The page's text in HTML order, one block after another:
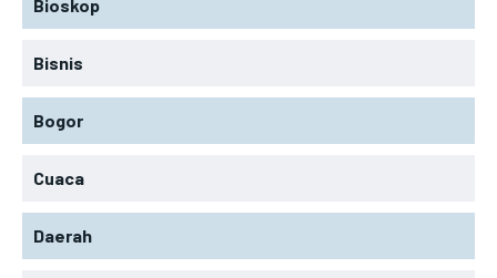
Bioskop
Bisnis
Bogor
Cuaca
Daerah